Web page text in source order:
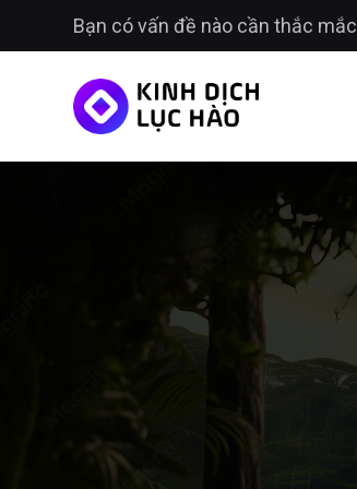
Bạn có vấn đề nào cần thắc mắc